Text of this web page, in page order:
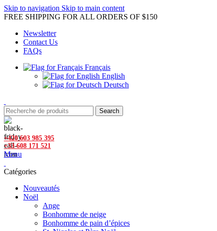
Skip to navigation Skip to main content
FREE SHIPPING FOR ALL ORDERS OF $150
Newsletter
Contact Us
FAQs
Français
English
Deutsch
Search
+420 603 985 395
+33 608 171 521
Menu
Catégories
Nouveautés
Noël
Ange
Bonhomme de neige
Bonhomme de pain d’épices